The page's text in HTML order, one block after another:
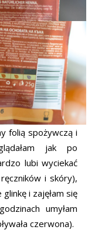
folią spożywczą i
jak po
lubi wyciekać
i skóry),
i zajęłam się
umyłam
czerwona).